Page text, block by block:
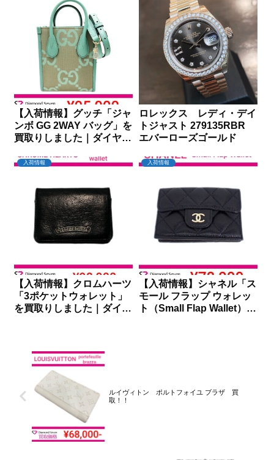
【入荷情報】グッチ「ジャ
ンボ GG 2WAY バッグ」を
買取りしました｜ダイヤモ
ロレックス レディ・デイ
トジャスト 279135RBR
エバーローズゴールド
入荷情報
【入荷情報】クロムハーツ
「3ポケットウォレット」
を買取りしました｜ダイヤ
入荷情報
【入荷情報】シャネル「ス
モール フラップ ウォレッ
ト（Small Flap Wallet）」
ルイヴィトン ポルトフォイユ ブラザ 買
取！！